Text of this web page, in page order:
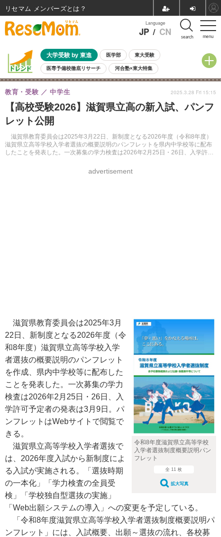
menu
Language
JP / CN search
大学受験 by 東進 医学部 東大受験
医専予備校徹底リサーチ 河合塾×東大特集
親子で考える大学選び 高校受験 中学受験 小学校受験
共通テスト 夏休み
8月開催イベント・WS 全国公立高校 過去問 人気記事
自由研究教材（小学生向け）
【高校受験2026】滋賀県立高の新入試、パンフ
レット公開
滋賀県教育委員会は2025年3月22日、新制度となる2026年度（令和8年度）
滋賀県立高等学校入学者選抜の概要説明のパンフレットを県内中学校等に配布
したことを発表した。一次募集の学力検査は2026年2月25日・26日、入学許可
教育・受験 中学生
advertisement
2025.3.28 Fri 15:15
令和8年度滋賀県立高等学校
入学者選抜制度概要説明パン
フレット
全 11 枚
拡大写真
滋賀県教育委員会は2025年3月
22日、新制度となる2026年度（令
和8年度）滋賀県立高等学校入学
者選抜の概要説明のパンフレット
を作成、県内中学校等に配布した
ことを発表した。一次募集の学力
検査は2026年2月25日・26日、入
学許可予定者の発表は3月9日。パ
ンフレットはWebサイトで閲覧で
きる。
滋賀県立高等学校入学者選抜で
は、2026年度入試から新制度によ
る入試が実施される。「選抜時期
の一本化」「学力検査の全員受
検」「学校独自型選抜の実施」
「Web出願システムの導入」への変更を予定している。
「令和8年度滋賀県立高等学校入学者選抜制度概要説明パ
ンフレット」には、入試概要、出願～選抜の流れ、各校募
リセマム メンバーズ